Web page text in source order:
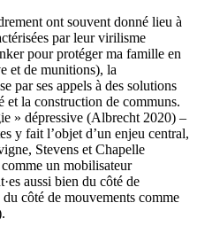
ont souvent donné lieu à
par leur virilisme
pour protéger ma famille en
et de munitions), la
par ses appels à des solutions
et la construction de communs.
» dépressive (Albrecht 2020) –
y fait l’objet d’un enjeu central,
Stevens et Chapelle
un mobilisateur
aussi bien du côté de
côté de mouvements comme